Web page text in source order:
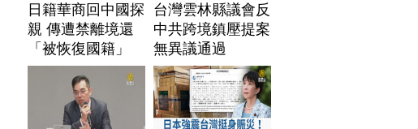
日籍華商回中國探
親 傳遭禁離境還
「被恢復國籍」
台灣雲林縣議會反
中共跨境鎮壓提案
無異議通過